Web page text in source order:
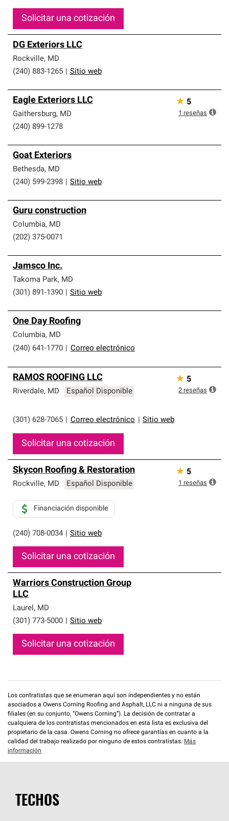
Solicitar una cotización
DG Exteriors LLC
Rockville, MD
(240) 883-1265
Sitio web
Eagle Exteriors LLC
Gaithersburg, MD
(240) 899-1278
★ 5
1 reseñas
Goat Exteriors
Bethesda, MD
(240) 599-2398
Sitio web
Guru construction
Columbia, MD
(202) 375-0071
Jamsco Inc.
Takoma Park, MD
(301) 891-1390
Sitio web
One Day Roofing
Columbia, MD
(240) 641-1770
Correo electrónico
RAMOS ROOFING LLC
Riverdale, MD Español Disponible
(301) 628-7065 Correo electrónico Sitio web
Solicitar una cotización
★ 5
2 reseñas
Skycon Roofing & Restoration
Rockville, MD Español Disponible
(240) 708-0034 Sitio web
Financiación disponible
Solicitar una cotización
★ 5
1 reseñas
Warriors Construction Group
LLC
Laurel, MD
(301) 773-5000
Sitio web
Solicitar una cotización
Los contratistas que se enumeran aquí son independientes y no están
asociados a Owens Corning Roofing and Asphalt, LLC ni a ninguna de sus
filiales (en su conjunto, “Owens Corning”). La decisión de contratar a
cualquiera de los contratistas mencionados en esta lista es exclusiva del
propietario de la casa. Owens Corning no ofrece garantías en cuanto a la
calidad del trabajo realizado por ninguno de estos contratistas. Más
información
TECHOS